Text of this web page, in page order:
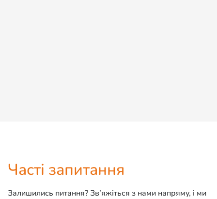
Часті запитання
Залишились питання? Зв’яжіться з нами напряму, і ми